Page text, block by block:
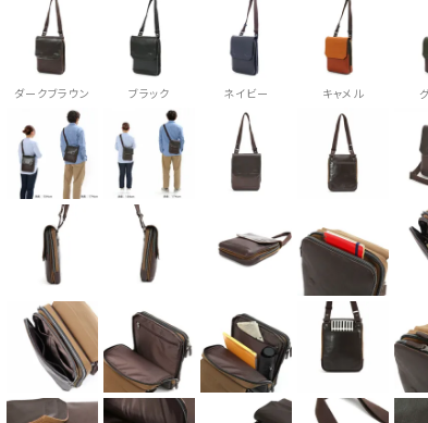
ダークブラウン ブラック ネイビー キャメル